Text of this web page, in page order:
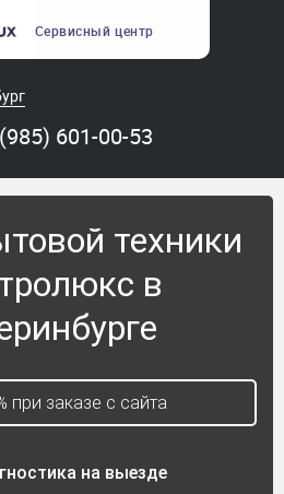
Сервисный центр
601-00-53
техники
в
при заказе с сайта
на выезде